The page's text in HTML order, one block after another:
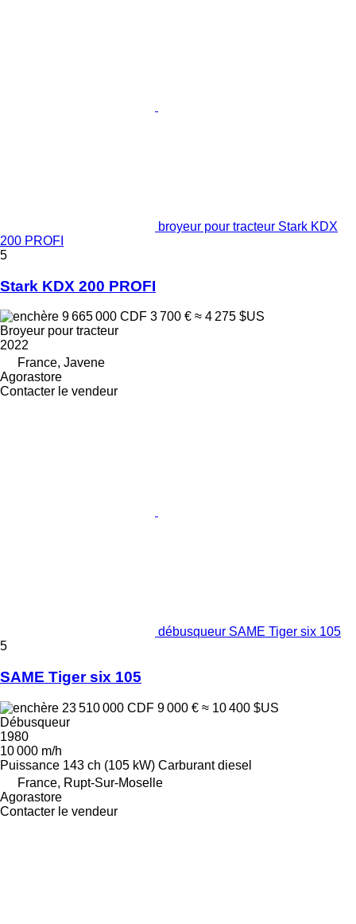
broyeur pour tracteur Stark KDX
200 PROFI
5
Stark KDX 200 PROFI
9 665 000 CDF 3 700 € ≈ 4 275 $US
Broyeur pour tracteur
2022
France, Javene
Agorastore
Contacter le vendeur
débusqueur SAME Tiger six 105
5
SAME Tiger six 105
23 510 000 CDF 9 000 € ≈ 10 400 $US
Débusqueur
1980
10 000 m/h
Puissance 143 ch (105 kW) Carburant diesel
France, Rupt-Sur-Moselle
Agorastore
Contacter le vendeur